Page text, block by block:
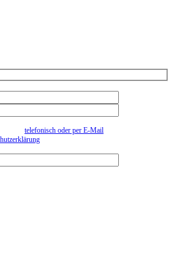
telefonisch oder per E-Mail